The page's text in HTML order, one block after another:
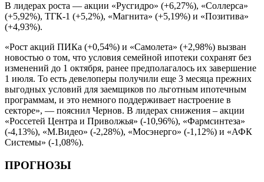
В лидерах роста — акции «Русгидро» (+6,27%), «Соллерса»
(+5,92%), ТГК-1 (+5,2%), «Магнита» (+5,19%) и «Позитива»
(+4,93%).
«Рост акций ПИКа (+0,54%) и «Самолета» (+2,98%) вызван
новостью о том, что условия семейной ипотеки сохранят без
изменений до 1 октября, ранее предполагалось их завершение
1 июля. То есть девелоперы получили еще 3 месяца прежних
выгодных условий для заемщиков по льготным ипотечным
программам, и это немного поддерживает настроение в
секторе», — пояснил Чернов. В лидерах снижения – акции
«Россетей Центра и Приволжья» (-10,96%), «Фармсинтеза»
(-4,13%), «М.Видео» (-2,28%), «Мосэнерго» (-1,12%) и «АФК
Системы» (-1,08%).
ПРОГНОЗЫ